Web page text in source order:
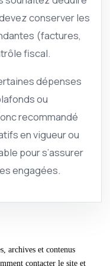
conserver les
(factures,
fiscal.
dépenses
ou
recommandé
en vigueur ou
pour s’assurer
engagées.
archives et contenus
contacter le site et